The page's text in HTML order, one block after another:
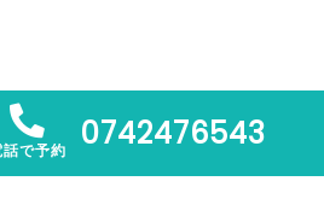
話で予約 0742476543